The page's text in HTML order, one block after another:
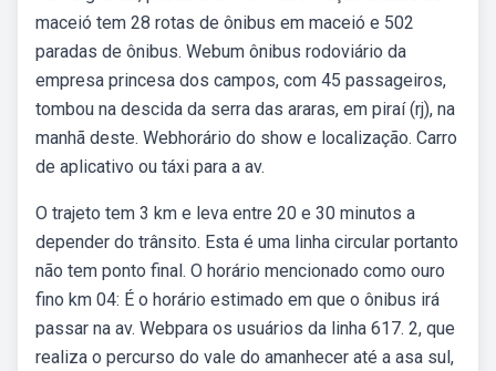
maceió tem 28 rotas de ônibus em maceió e 502
paradas de ônibus. Webum ônibus rodoviário da
empresa princesa dos campos, com 45 passageiros,
tombou na descida da serra das araras, em piraí (rj), na
manhã deste. Webhorário do show e localização. Carro
de aplicativo ou táxi para a av.
O trajeto tem 3 km e leva entre 20 e 30 minutos a
depender do trânsito. Esta é uma linha circular portanto
não tem ponto final. O horário mencionado como ouro
fino km 04: É o horário estimado em que o ônibus irá
passar na av. Webpara os usuários da linha 617. 2, que
realiza o percurso do vale do amanhecer até a asa sul,